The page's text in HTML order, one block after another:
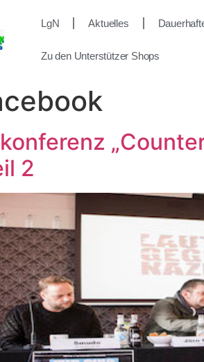
LgN Aktuelles
Zu den Unterstützer Shops
2